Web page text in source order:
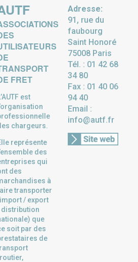
FRET
est
chargeurs.
représente
des
qui
des
à
transporter
/ export
distribution
que
soit par des
de
Adresse:
91, rue du
faubourg
Saint Honoré
75008 Paris
Tél. : 01 42 68
34 80
Fax : 01 40 06
94 40
Email :
info@autf.fr